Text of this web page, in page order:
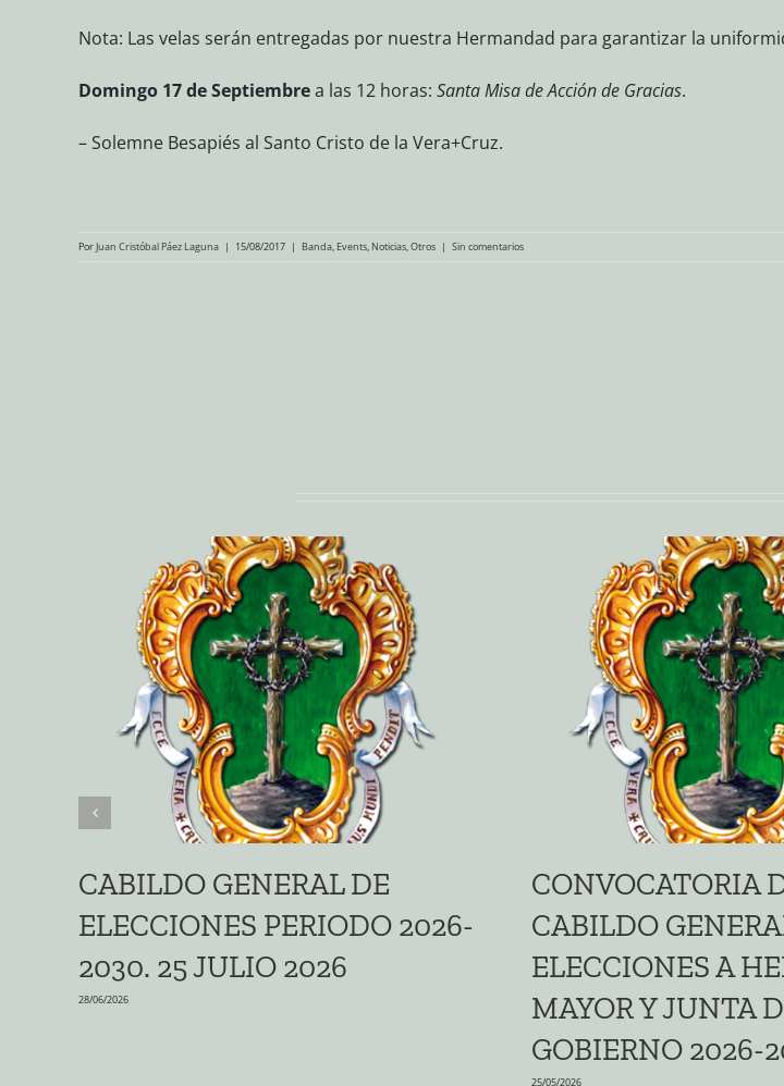
Nota: Las velas serán entregadas por nuestra Hermandad para garantizar la
Domingo 17 de Septiembrea las 12 horas: Santa Misa de Acción de Gracias.
– Solemne Besapiés al Santo Cristo de la Vera+Cruz.
PorJuan Cristóbal Páez Laguna | 15/08/2017 | Banda, Events, Noticias,Otros | Sin comentarios
CABILDO GENERAL DE
ELECCIONES PERIODO 2026-
2030. 25 JULIO 2026
28/06/2026
CONVOCATORIA
CABILDO
ELECCIONES A
MAYOR Y JUNTA
GOBIERNO 2026-
25/05/2026